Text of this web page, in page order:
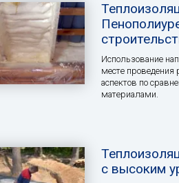
Использование
месте проведения
аспектов по
материалами.
с высоким